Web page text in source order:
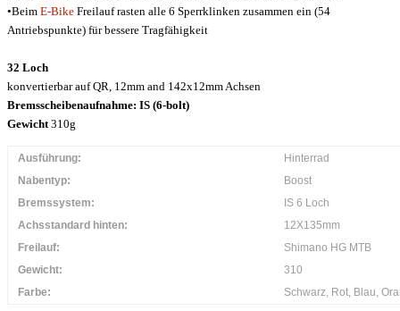
•Beim E-Bike Freilauf rasten alle 6 Sperrklinken zusammen ein (54
Antriebspunkte) für bessere Tragfähigkeit
32 Loch
konvertierbar auf QR, 12mm and 142x12mm Achsen
Bremsscheibenaufnahme: IS (6-bolt)
Gewicht 310g
Ausführung:
Hinterrad
Nabentyp:
Boost
Bremssystem:
IS 6 Loch
Achsstandard hinten:
12X135mm
Freilauf:
Shimano HG MTB
Gewicht:
310
Farbe:
Schwarz, Rot, Blau,